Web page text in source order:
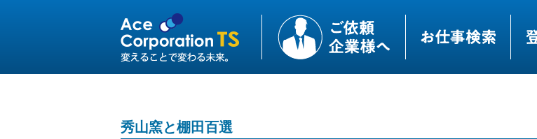
秀山窯と棚田百選